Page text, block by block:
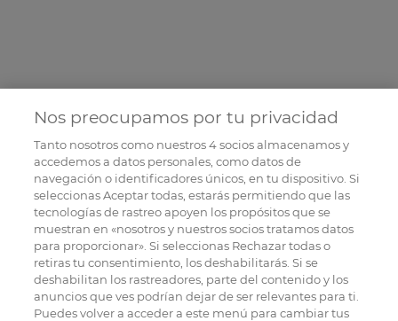
Nos preocupamos por tu privacidad
Tanto nosotros como nuestros4socios almacenamos y
accedemos a datos personales, como datos de
navegación o identificadores únicos, en tu dispositivo. Si
seleccionas Aceptar todas, estarás permitiendo que las
tecnologías de rastreo apoyen los propósitos que se
muestran en «nosotros y nuestros socios tratamos datos
para proporcionar». Si seleccionas Rechazar todas o
retiras tu consentimiento, los deshabilitarás. Si se
deshabilitan los rastreadores, parte del contenido y los
anuncios que ves podrían dejar de ser relevantes para ti.
Puedes volver a acceder a este menú para cambiar tus